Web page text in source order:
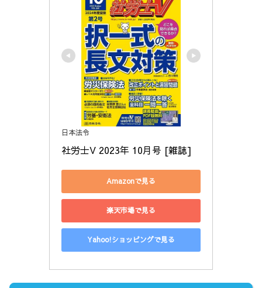
日本法令
社労士V 2023年 10月号 [雑誌]
Amazonで見る
楽天市場で見る
Yahoo!ショッピングで見る